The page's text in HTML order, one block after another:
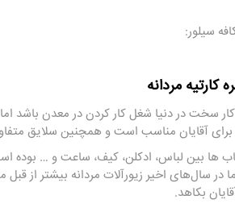
سیلور:
کارتیه مردانه
سخت در دنیا شغل کار کردن در معدن باشد
برای آقایان مناسب است و همچنین سلایق
ها بین لباس، ادکلن، کیف، ساعت و … بوده
در سال‌های اخیر زیورآلات مردانه بیشتر از
بکاهد.